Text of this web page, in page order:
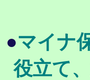
●マイナ
役立て